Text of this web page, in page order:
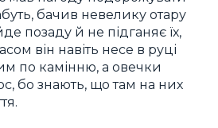
бачив невелику отару
позаду й не підганяє їх,
він навіть несе в руці
по камінню, а овечки
бо знають, що там на них